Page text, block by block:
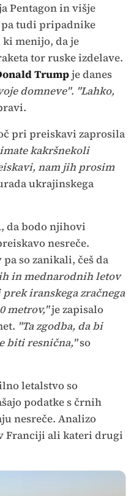
Pentagon in višje
tudi pripadnike
ki menijo, da je
tor ruske izdelave.
Trumpje danes
domneve". "Lahko,
pri preiskavi zaprosila
imate kakršnekoli
nam jih prosim
ukrajinskega
da bodo njihovi
nesreče.
so zanikali, češ da
in mednarodnih letov
iranskega zračnega
metrov,"je zapisalo
"Ta zgodba, da bi
biti resnična,"so
letalstvo so
podatke s črnih
nesreče. Analizo
Franciji ali kateri drugi